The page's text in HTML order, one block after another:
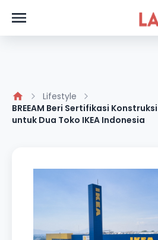
Lifestyle
BREEAM Beri Sertifikasi
untuk Dua Toko IKEA Indonesia